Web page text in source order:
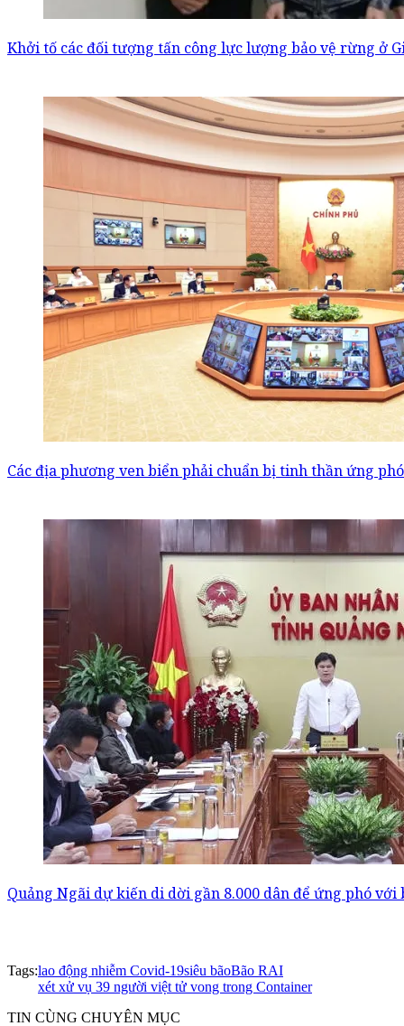
Khởi tố các đối tượng tấn công lực lượng bảo vệ rừng ở
Các địa phương ven biển phải chuẩn bị tinh thần ứng
Quảng Ngãi dự kiến di dời gần 8.000 dân để ứng phó với
Tags:lao động nhiễm Covid-19siêu bãoBão RAI
xét xử vụ 39 người việt tử vong trong Container
TIN CÙNG CHUYÊN MỤC